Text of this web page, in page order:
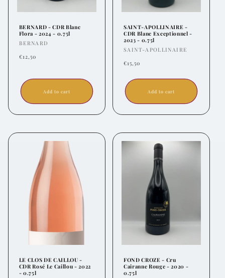
BERNARD - CDR Blanc
Flora - 2024 - 0.75l
Vendor:
BERNARD
Regular
€12,50
Add to cart
SAINT-APOLLINAIRE -
CDR Blanc Exceptionnel -
2023 - 0.75l
Vendor:
SAINT-APOLLINAIRE
Regular
€15,50
Add to cart
LE CLOS DE CAILLOU -
CDR Rosé Le Caillou - 2022
- 0.75l
FOND CROZE - Cru
Cairanne Rouge - 2020 -
0.75l